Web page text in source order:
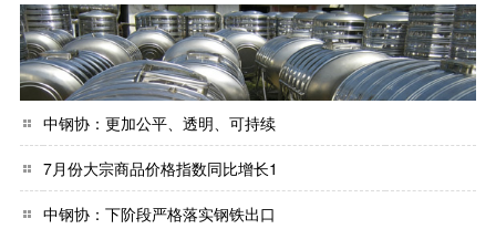
中钢协：更加公平、透明、可持续
7月份大宗商品价格指数同比增长1
中钢协：下阶段严格落实钢铁出口